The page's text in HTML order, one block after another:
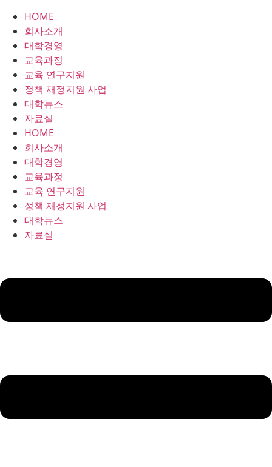
HOME
회사소개
대학경영
교육과정
교육 연구지원
정책 재정지원 사업
대학뉴스
자료실
HOME
회사소개
대학경영
교육과정
교육 연구지원
정책 재정지원 사업
대학뉴스
자료실